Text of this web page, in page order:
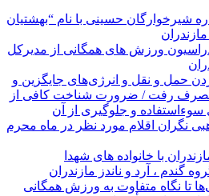
شیرخوارگان حسینی با نام “بهشتیان
ورزش های همگانی از مدیرکل
حمل و نقل و انرژی‌های جایگزین و
رفت / ضرورت شناخت کافی از
و جلوگیری از آن
نگران اقلام مورد نظر در ماه محرم
با خانواده های شهدا
گندم ، آرد و ناندز مازندران
تا نگاه متفاوت به ورزش همگانی